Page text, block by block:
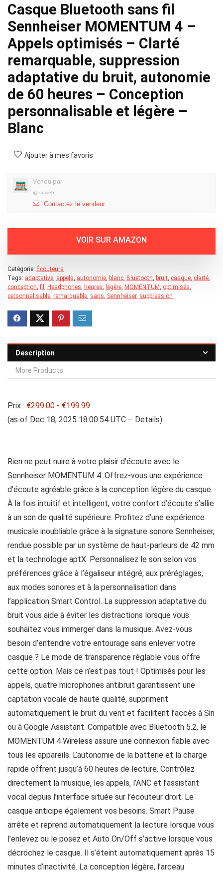
Casque Bluetooth sans fil
Sennheiser MOMENTUM 4 –
Appels optimisés – Clarté
remarquable, suppression
adaptative du bruit, autonomie
de 60 heures – Conception
personnalisable et légère –
Blanc
Ajouter à mes favoris
Vendu par
@ sdweb
Contactez le vendeur
Catégorie: Écouteurs
Tags: adaptative appels autonomie blanc Bluetooth bruit casque clarté
conception ,fil Headphones heures légère MOMENTUM optimisés
personnalisable remarquable sans Sennheiser, suppression
Description
More Products
Prix : €299.00 - €199.99
(as of Dec 18, 2025 18:00:54 UTC – Details)
Rien ne peut nuire à votre plaisir d’écoute avec le
Sennheiser MOMENTUM 4. Offrez-vous une expérience
d’écoute agréable grâce à la conception légère du casque.
À la fois intuitif et intelligent, votre confort d’écoute s’allie
à un son de qualité supérieure. Profitez d’une expérience
musicale inoubliable grâce à la signature sonore Sennheiser,
rendue possible par un système de haut-parleurs de 42 mm
et la technologie aptX. Personnalisez le son selon vos
préférences grâce à l’égaliseur intégré, aux préréglages,
aux modes sonores et à la personnalisation dans
l’application Smart Control. La suppression adaptative du
bruit vous aide à éviter les distractions lorsque vous
souhaitez vous immerger dans la musique. Avez-vous
besoin d’entendre votre entourage sans enlever votre
casque ? Le mode de transparence réglable vous offre
cette option. Mais ce n’est pas tout ! Optimisés pour les
appels, quatre microphones antibruit garantissent une
captation vocale de haute qualité, suppriment
automatiquement le bruit du vent et facilitent l’accès à Siri
ou à Google Assistant. Compatible avec Bluetooth 5.2, le
MOMENTUM 4 Wireless assure une connexion fiable avec
tous les appareils. L’autonomie de la batterie et la charge
rapide offrent jusqu’à 60 heures de lecture. Contrôlez
directement la musique, les appels, l’ANC et l’assistant
vocal depuis l’interface située sur l’écouteur droit. Le
casque anticipe également vos besoins. Smart Pause
arrête et reprend automatiquement la lecture lorsque vous
l’enlevez ou le posez et Auto On/Off s’active lorsque vous
décrochez le casque. Il s’éteint automatiquement après 15
minutes d’inactivité. La conception légère, l’arceau